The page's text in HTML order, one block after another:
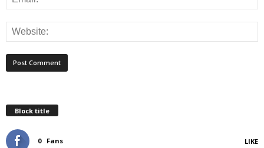
Block title
0 Fans LIKE